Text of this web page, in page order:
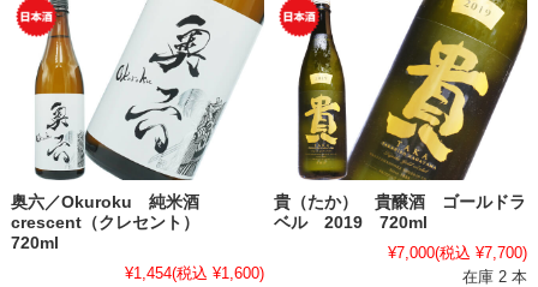
奥六／Okuroku 純米酒
crescent（クレセント）
720ml
¥1,454(税込 ¥1,600)
貴（たか） 貴醸酒 ゴールドラ
ベル 2019 720ml
¥7,000(税込 ¥7,700)
在庫 2 本